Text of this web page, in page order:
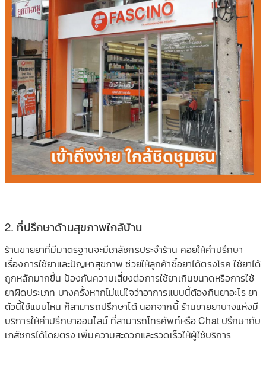
2. ที่ปรึกษาด้านสุขภาพใกล้บ้าน
ร้านขายยาที่มีมาตรฐานจะมีเภสัชกรประจำร้าน คอยให้คำปรึกษา
เรื่องการใช้ยาและปัญหาสุขภาพ ช่วยให้ลูกค้าซื้อยาได้ตรงโรค ใช้ยาได้
ถูกหลักมากขึ้น ป้องกันความเสี่ยงต่อการใช้ยาเกินขนาดหรือการใช้
ยาผิดประเภท บางครั้งหากไม่แน่ใจว่าอาการแบบนี้ต้องกินยาอะไร ยา
ตัวนี้ใช้แบบไหน ก็สามารถปรึกษาได้ นอกจากนี้ ร้านขายยาบางแห่งมี
บริการให้คำปรึกษาออนไลน์ ที่สามารถโทรศัพท์หรือ Chat ปรึกษากับ
เภสัชกรได้โดยตรง เพิ่มความสะดวกและรวดเร็วให้ผู้ใช้บริการ